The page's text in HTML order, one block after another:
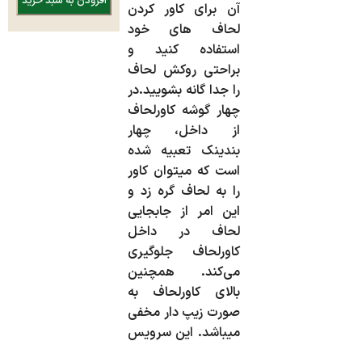
آن برای کاور کردن
لحاف های خود
استفاده کنید و
براحتی روکش لحاف
را جدا گانه بشویید.در
چهار گوشه کاورلحاف
از داخل، چهار
بندینک تعبیه شده
است که میتوان کاور
را به لحاف گره زد و
این امر از جابجایی
لحاف در داخل
کاورلحاف جلوگیری
می‌کند. همچنین
بالای کاورلحاف به
صورت زیپ دار مخفی
میباشد. این سرویس